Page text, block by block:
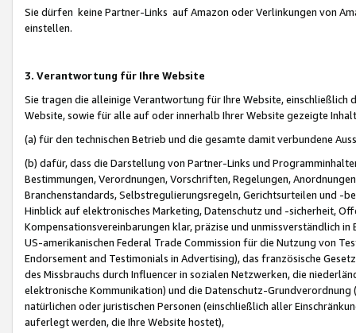
Sie dürfen keine Partner-Links auf Amazon oder Verlinkungen von
einstellen.
3. Verantwortung für Ihre Website
Sie tragen die alleinige Verantwortung für Ihre Website,
Website, sowie für alle auf oder innerhalb Ihrer Website gezeigte
(a) für den technischen Betrieb und die gesamte damit verbundene
(b) dafür, dass die Darstellung von Partner-Links und
Bestimmungen, Verordnungen, Vorschriften, Regelungen,
Branchenstandards, Selbstregulierungsregeln, Gerichtsurteilen und -
Hinblick auf elektronisches Marketing, Datenschutz und -sicherheit,
Kompensationsvereinbarungen klar, präzise und unmissverständlich
US-amerikanischen Federal Trade Commission für die Nutzung von
Endorsement and Testimonials in Advertising), das französische
des Missbrauchs durch Influencer in sozialen Netzwerken, die
elektronische Kommunikation) und die Datenschutz-
natürlichen oder juristischen Personen (einschließlich aller
auferlegt werden, die Ihre Website hostet),